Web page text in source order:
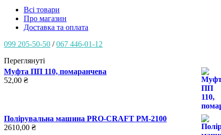
Всі товари
Про магазин
Доставка та оплата
099 205-50-50 /067 446-01-12
Переглянуті
Муфта ПП 110, помаранчева
52,00 ₴
Полірувальна машина PRO-CRAFT PM-2100
2610,00 ₴